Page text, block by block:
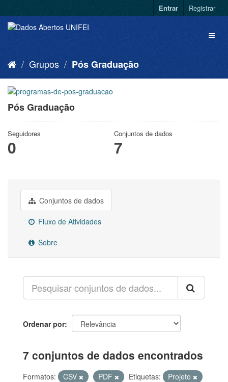
Entrar Registrar
Grupos Pós Graduação
Pós Graduação
Seguidores
0
Conjuntos de dados
7
Conjuntos de dados
Fluxo de Atividades
Sobre
Ordenar por
7 conjuntos de dados encontrados
Formatos: CSV PDF Etiquetas:
Projeto